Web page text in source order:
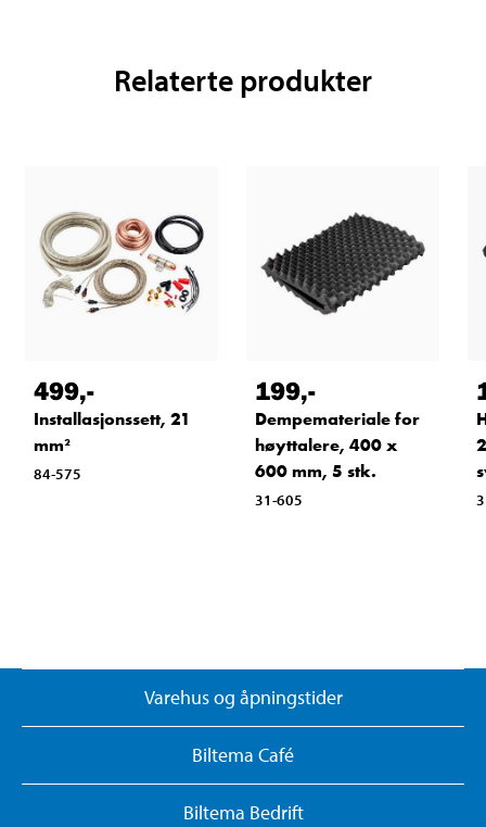
Relaterte produkter
499,-
Installasjonssett, 21
mm²
84-575
199,-
Dempemateriale for
høyttalere, 400 x
600 mm, 5 stk.
31-605
Varehus og åpningstider
Biltema Café
Biltema Bedrift